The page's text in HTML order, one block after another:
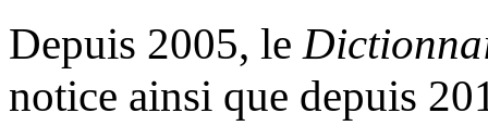
Depuis 2005, le
notice ainsi que depuis